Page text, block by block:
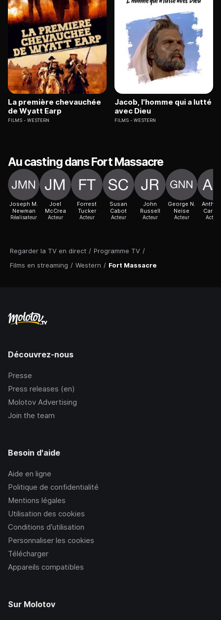
Regarder la TV en direct / Programme TV /
Films en streaming / Western / Fort Massacre
La première chevauchée
de Wyatt Earp
FILMS WESTERN
Jacob, l'homme qui a lutté
avec Dieu
FILMS WESTERN
Au casting dans Fort Massacre
Joseph M.
Newman
Réalisateur
Joel
McCrea
Acteur
Forrest
Tucker
Acteur
Susan
Cabot
Acteur
John
Russell
Acteur
George N.
Neise
Acteur Acteur
Découvrez-nous
Presse
Press releases (en)
Molotov Advertising
Join the team
Besoin d'aide
Aide en ligne
Politique de confidentialité
Mentions légales
Utilisation des cookies
Conditions d’utilisation
Personnaliser les cookies
Télécharger
Appareils compatibles
Sur Molotov